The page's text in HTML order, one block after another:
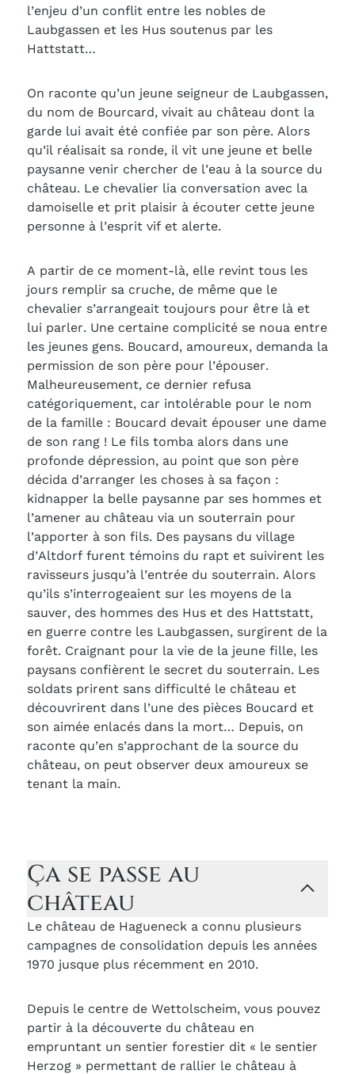
l’enjeu d’un conflit entre les nobles de
Laubgassen et les Hus soutenus par les
Hattstatt…
On raconte qu’un jeune seigneur de Laubgassen,
du nom de Bourcard, vivait au château dont la
garde lui avait été confiée par son père. Alors
qu’il réalisait sa ronde, il vit une jeune et belle
paysanne venir chercher de l’eau à la source du
château. Le chevalier lia conversation avec la
damoiselle et prit plaisir à écouter cette jeune
personne à l’esprit vif et alerte.
A partir de ce moment-là, elle revint tous les
jours remplir sa cruche, de même que le
chevalier s’arrangeait toujours pour être là et
lui parler. Une certaine complicité se noua entre
les jeunes gens. Boucard, amoureux, demanda la
permission de son père pour l’épouser.
Malheureusement, ce dernier refusa
catégoriquement, car intolérable pour le nom
de la famille : Boucard devait épouser une dame
de son rang ! Le fils tomba alors dans une
profonde dépression, au point que son père
décida d’arranger les choses à sa façon :
kidnapper la belle paysanne par ses hommes et
l’amener au château via un souterrain pour
l’apporter à son fils. Des paysans du village
d’Altdorf furent témoins du rapt et suivirent les
ravisseurs jusqu’à l’entrée du souterrain. Alors
qu’ils s’interrogeaient sur les moyens de la
sauver, des hommes des Hus et des Hattstatt,
en guerre contre les Laubgassen, surgirent de la
forêt. Craignant pour la vie de la jeune fille, les
paysans confièrent le secret du souterrain. Les
soldats prirent sans difficulté le château et
découvrirent dans l’une des pièces Boucard et
son aimée enlacés dans la mort… Depuis, on
raconte qu’en s’approchant de la source du
château, on peut observer deux amoureux se
tenant la main.
Ça se passe au
château
Le château de Hagueneck a connu plusieurs
campagnes de consolidation depuis les années
1970 jusque plus récemment en 2010.
Depuis le centre de Wettolscheim, vous pouvez
partir à la découverte du château en
empruntant un sentier forestier dit « le sentier
Herzog » permettant de rallier le château à